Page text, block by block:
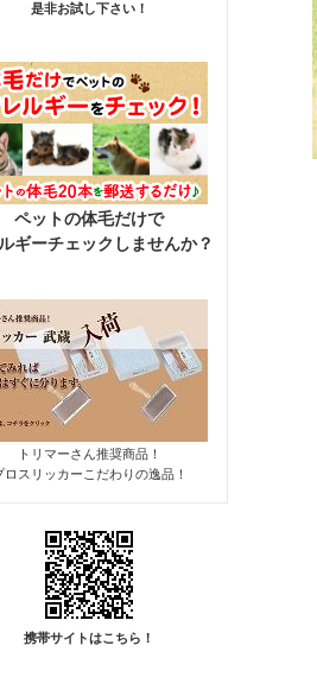
是非お試し下さい！
ペットの体毛だけで
ギーチェックしませんか？
トリマーさん推奨商品！
ロスリッカーこだわりの逸品！
携帯サイトはこちら！